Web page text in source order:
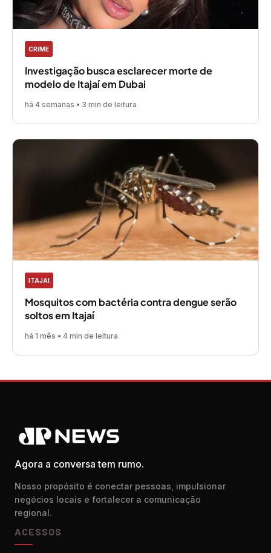
CRIME
Investigação busca esclarecer morte de
modelo de Itajaí em Dubai
há 4 semanas • 3 min de leitura
ITAJAI
Mosquitos com bactéria contra dengue serão
soltos em Itajaí
há 1 mês • 4 min de leitura
Agora a conversa tem rumo.
Nosso propósito é conectar pessoas, impulsionar
negócios locais e fortalecer a comunicação
regional.
ACESSOS